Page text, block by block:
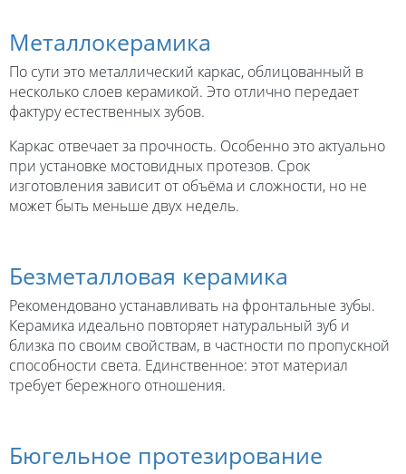
Металлокерамика
По сути это металлический каркас, облицованный в
несколько слоев керамикой. Это отлично передает
фактуру естественных зубов.
Каркас отвечает за прочность. Особенно это актуально
при установке мостовидных протезов. Срок
изготовления зависит от объёма и сложности, но не
может быть меньше двух недель.
Безметалловая керамика
Рекомендовано устанавливать на фронтальные зубы.
Керамика идеально повторяет натуральный зуб и
близка по своим свойствам, в частности по пропускной
способности света. Единственное: этот материал
требует бережного отношения.
Бюгельное протезирование